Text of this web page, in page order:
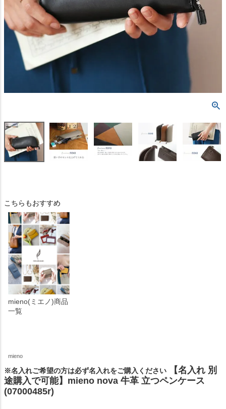
こちらもおすすめ
mieno(ミエノ)商品
一覧
mieno
※名入れご希望の方は必ず名入れをご購入ください
【名入れ 別
途購入で可能】mieno nova 牛革 立つペンケース
(07000485r)